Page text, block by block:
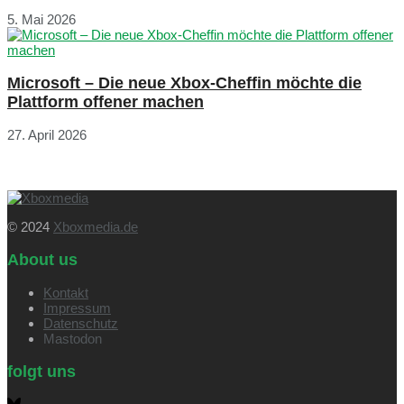
5. Mai 2026
Microsoft – Die neue Xbox-Cheffin möchte die
Plattform offener machen
27. April 2026
© 2024 Xboxmedia.de
About us
Kontakt
Impressum
Datenschutz
Mastodon
folgt uns